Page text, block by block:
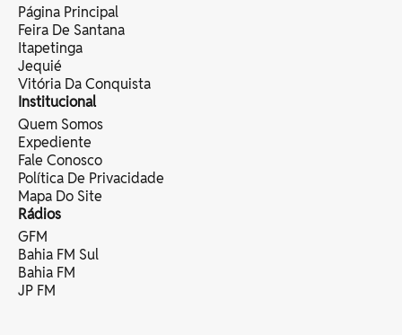
Página Principal
Feira De Santana
Itapetinga
Jequié
Vitória Da Conquista
Institucional
Quem Somos
Expediente
Fale Conosco
Política De Privacidade
Mapa Do Site
Rádios
GFM
Bahia FM Sul
Bahia FM
JP FM